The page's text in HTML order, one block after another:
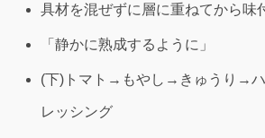
具材を混ぜずに層に重ねてから味
「静かに熟成するように」
(下)トマト→もやし→きゅうり→ハ
レッシング